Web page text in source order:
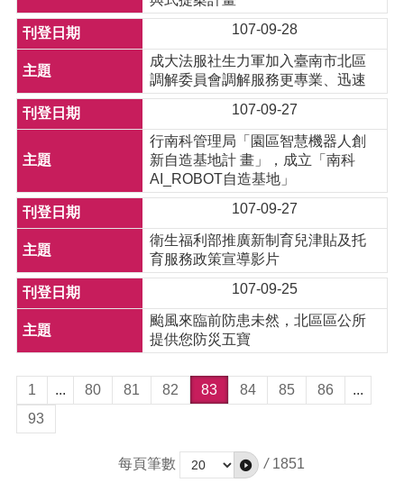
107-09-28
成大法服社生力軍加入臺南市北區
調解委員會調解服務更專業、迅速
107-09-27
行南科管理局「園區智慧機器人創
新自造基地計 畫」，成立「南科
AI_ROBOT自造基地」
107-09-27
衛生福利部推廣新制育兒津貼及托
育服務政策宣導影片
107-09-25
颱風來臨前防患未然，北區區公所
提供您防災五寶
1 ... 80 81 82 83 84 85 86
...
93
每頁筆數 / 1851